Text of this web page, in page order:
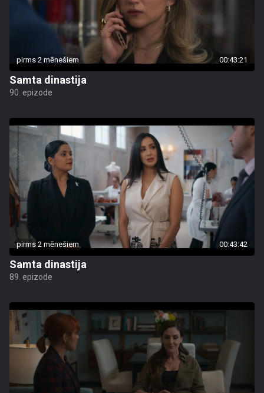
pirms 2 mēnešiem 00:43:21
Samta dinastija
90. epizode
pirms 2 mēnešiem 00:43:42
Samta dinastija
89. epizode